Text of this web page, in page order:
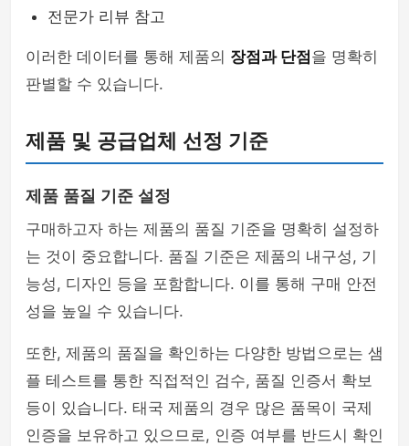
전문가 리뷰 참고
이러한 데이터를 통해 제품의 장점과 단점을 명확히
판별할 수 있습니다.
제품 및 공급업체 선정 기준
제품 품질 기준 설정
구매하고자 하는 제품의 품질 기준을 명확히 설정하
는 것이 중요합니다. 품질 기준은 제품의 내구성, 기
능성, 디자인 등을 포함합니다. 이를 통해 구매 안전
성을 높일 수 있습니다.
또한, 제품의 품질을 확인하는 다양한 방법으로는 샘
플 테스트를 통한 직접적인 검수, 품질 인증서 확보
등이 있습니다. 태국 제품의 경우 많은 품목이 국제
인증을 보유하고 있으므로, 인증 여부를 반드시 확인